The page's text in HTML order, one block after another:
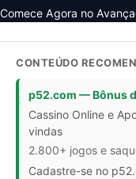
Comece Agora no
CONTEÚDO
p52.com — Bônus
Cassino Online e
vindas
2.800+ jogos e
Cadastre-se no